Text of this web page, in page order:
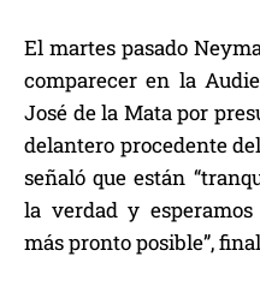
El martes pasado
comparecer en la
José de la Mata por
delantero procedente
señaló que están
la verdad y
más pronto posible”,